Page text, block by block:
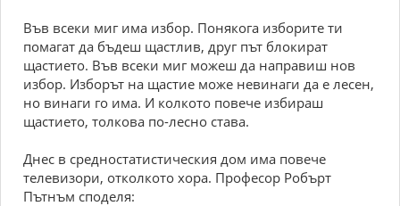
Във всеки миг има избор. Понякога изборите ти
помагат да бъдеш щастлив, друг път блокират
щастието. Във всеки миг можеш да направиш нов
избор. Изборът на щастие може невинаги да е лесен,
но винаги го има. И колкото повече избираш
щастието, толкова по-лесно става.
Днес в средностатистическия дом има повече
телевизори, отколкото хора. Професор Робърт
Пътнъм споделя: